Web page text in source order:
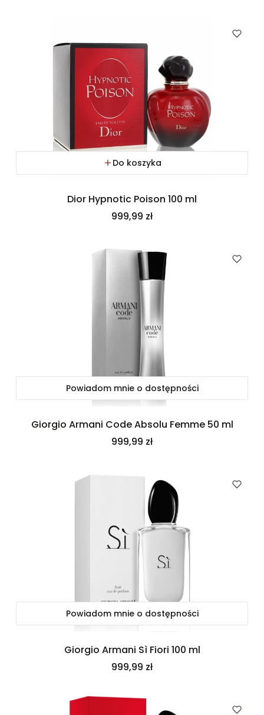
Do koszyka
Dior Hypnotic Poison 100 ml
Cena
999,99 zł
Powiadom mnie o dostępności
Giorgio Armani Code Absolu Femme 50 ml
Cena
999,99 zł
Powiadom mnie o dostępności
Giorgio Armani Sì Fiori 100 ml
Cena
999,99 zł